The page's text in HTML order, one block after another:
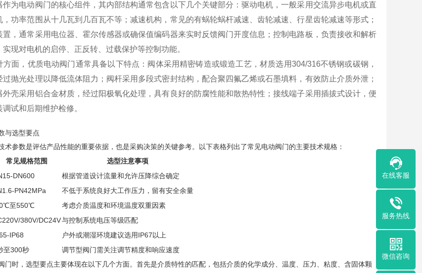
作为电动阀门的核心组件，其内部结构通常包含以下几个关键部分：驱动电机，一般采用交流异步电机或直
，功率范围从十几瓦到几百瓦不等；减速机构，常见的有蜗轮蜗杆减速、齿轮减速、行星齿轮减速等形式；
置，通常采用电位器、霍尔传感器或确保值编码器来实时反馈阀门开度信息；控制电路板，负责接收和解析
实现对电机的启停、正反转、过载保护等控制功能。
方面，优质电动阀门通常具备以下特点：阀体采用精密铸造或锻造工艺，材质选用304/316不锈钢或碳钢，
过抛光处理以降低流体阻力；阀杆采用多段式密封结构，配合聚四氟乙烯或石墨填料，有效防止介质外泄；
外壳采用铝合金材质，经过阳极氧化处理，具有良好的防腐性能和散热特性；接线端子采用插拔式设计，便
试和后期维护检修。
与选型要点
术参数是评估产品性能的重要依据，也是采购决策的关键参考。以下表格列出了常见电动阀门的主要技术规格：
常见规格范围
选型注意事项
DN600
根据管道设计流量和允许压降综合确定
PN42MPa
不低于系统良好大工作压力，留有安全余量
至550℃
考虑介质温度和环境温度双重因素
380V/DC24V与控制系统电压等级匹配
IP68
户外或潮湿环境建议选用IP67以上
至300秒
调节型阀门需关注调节精度和响应速度
门时，选型要点主要体现在以下几个方面。首先是介质特性的匹配，包括介质的化学成分、温度、压力、粘度、含固体颗
在线客服
服务热线
微信咨询